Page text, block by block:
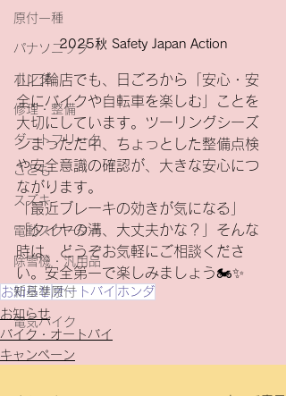
原付一種
パナソニック
ホンダ
修理・整備
ダートフリーク
こども
スズキ
電動スクーター
除雪機・汎用品
新基準原付
電気バイク
2025秋 Safety Japan Action
山口輪店でも、日ごろから「安心・安
全にバイクや自転車を楽しむ」ことを
大切にしています。ツーリングシーズ
ンまっただ中、ちょっとした整備点検
や安全意識の確認が、大きな安心につ
ながります。
「最近ブレーキの効きが気になる」
「タイヤの溝、大丈夫かな？」そんな
時は、どうぞお気軽にご相談くださ
い。安全第一で楽しみましょう🏍✨
お知らせオートバイ ホンダ
お知らせ
バイク・オートバイ
キャンペーン